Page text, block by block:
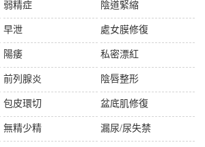
弱精症
早泄
陽痿
前列腺炎
包皮環切
無精少精
陰道緊縮
處女膜修復
私密漂紅
陰唇整形
盆底肌修復
漏尿/尿失禁